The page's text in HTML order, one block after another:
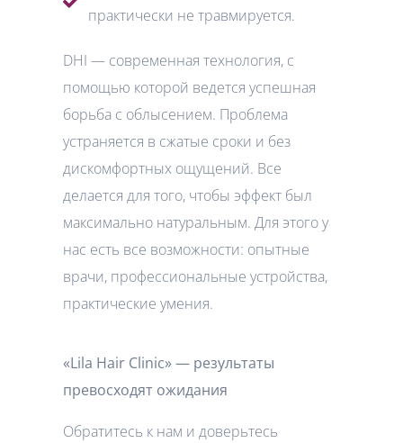
практически не травмируется.
DHI — современная технология, с
помощью которой ведется успешная
борьба с облысением. Проблема
устраняется в сжатые сроки и без
дискомфортных ощущений. Все
делается для того, чтобы эффект был
максимально натуральным. Для этого у
нас есть все возможности: опытные
врачи, профессиональные устройства,
практические умения.
«Lila Hair Clinic» — результаты
превосходят ожидания
Обратитесь к нам и доверьтесь